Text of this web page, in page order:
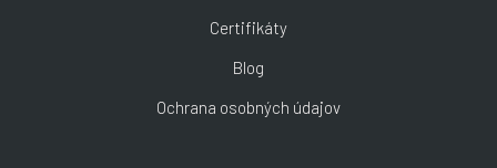
Certifikáty
Blog
Ochrana osobných údajov